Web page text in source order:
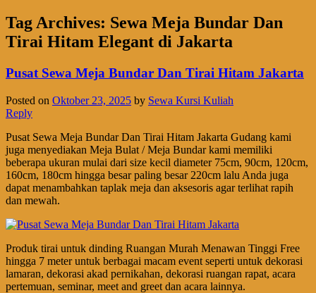
Tag Archives: Sewa Meja Bundar Dan
Tirai Hitam Elegant di Jakarta
Pusat Sewa Meja Bundar Dan Tirai Hitam Jakarta
Posted on Oktober 23, 2025 by Sewa Kursi Kuliah
Reply
Pusat Sewa Meja Bundar Dan Tirai Hitam Jakarta Gudang kami
juga menyediakan Meja Bulat / Meja Bundar kami memiliki
beberapa ukuran mulai dari size kecil diameter 75cm, 90cm, 120cm,
160cm, 180cm hingga besar paling besar 220cm lalu Anda juga
dapat menambahkan taplak meja dan aksesoris agar terlihat rapih
dan mewah.
Produk tirai untuk dinding Ruangan Murah Menawan Tinggi Free
hingga 7 meter untuk berbagai macam event seperti untuk dekorasi
lamaran, dekorasi akad pernikahan, dekorasi ruangan rapat, acara
pertemuan, seminar, meet and greet dan acara lainnya.